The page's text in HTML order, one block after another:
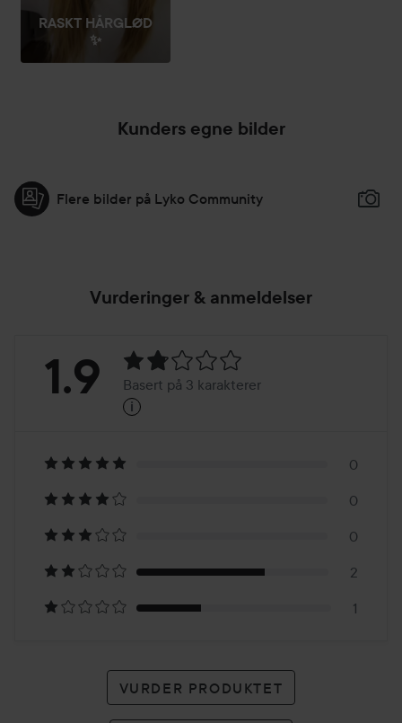
RASKT HÅRGLØD
✨
Kunders egne bilder
Flere bilder på Lyko Community
Vurderinger & anmeldelser
Vurdering:
Basert
på
3
karakterer
1.9 Basert på 3 karakterer
i
0
0
0
2
1
VURDER PRODUKTET